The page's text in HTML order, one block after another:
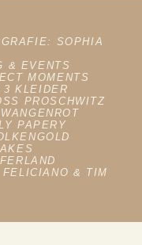
SOPHIA
& EVENTS
MOMENTS
3 KLEIDER
PROSCHWITZ
PAPERY
FELICIANO & TIM